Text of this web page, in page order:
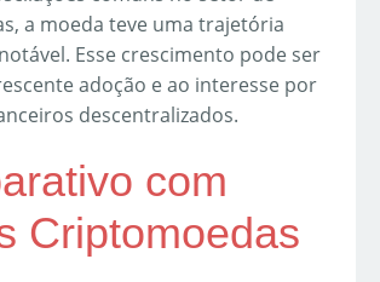
a moeda teve uma trajetória
Esse crescimento pode ser
adoção e ao interesse por
descentralizados.
com
Criptomoedas